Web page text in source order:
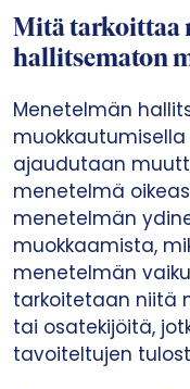
Mitä tarkoittaa
hallitsematon
Menetelmän
ajaudutaan
menetelmä
menetelmän
muokkaamista,
menetelmän
tarkoitetaan niitä
tai osatekijöitä,
tavoiteltujen